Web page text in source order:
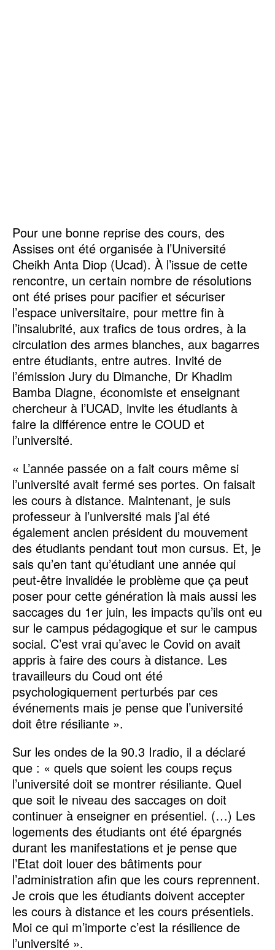
Pour une bonne reprise des cours, des
Assises ont été organisée à l’Université
Cheikh Anta Diop (Ucad). À l’issue de cette
rencontre, un certain nombre de résolutions
ont été prises pour pacifier et sécuriser
l’espace universitaire, pour mettre fin à
l’insalubrité, aux trafics de tous ordres, à la
circulation des armes blanches, aux bagarres
entre étudiants, entre autres. Invité de
l’émission Jury du Dimanche, Dr Khadim
Bamba Diagne, économiste et enseignant
chercheur à l’UCAD, invite les étudiants à
faire la différence entre le COUD et
l’université.
« L’année passée on a fait cours même si
l’université avait fermé ses portes. On faisait
les cours à distance. Maintenant, je suis
professeur à l’université mais j’ai été
également ancien président du mouvement
des étudiants pendant tout mon cursus. Et, je
sais qu’en tant qu’étudiant une année qui
peut-être invalidée le problème que ça peut
poser pour cette génération là mais aussi les
saccages du 1er juin, les impacts qu’ils ont eu
sur le campus pédagogique et sur le campus
social. C’est vrai qu’avec le Covid on avait
appris à faire des cours à distance. Les
travailleurs du Coud ont été
psychologiquement perturbés par ces
événements mais je pense que l’université
doit être résiliante ».
Sur les ondes de la 90.3 Iradio, il a déclaré
que : « quels que soient les coups reçus
l’université doit se montrer résiliante. Quel
que soit le niveau des saccages on doit
continuer à enseigner en présentiel. (…) Les
logements des étudiants ont été épargnés
durant les manifestations et je pense que
l’Etat doit louer des bâtiments pour
l’administration afin que les cours reprennent.
Je crois que les étudiants doivent accepter
les cours à distance et les cours présentiels.
Moi ce qui m’importe c’est la résilience de
l’université ».